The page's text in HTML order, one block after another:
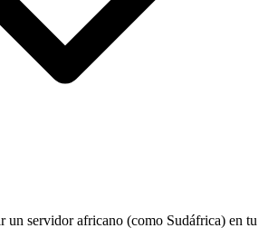
un servidor africano (como Sudáfrica) en tu